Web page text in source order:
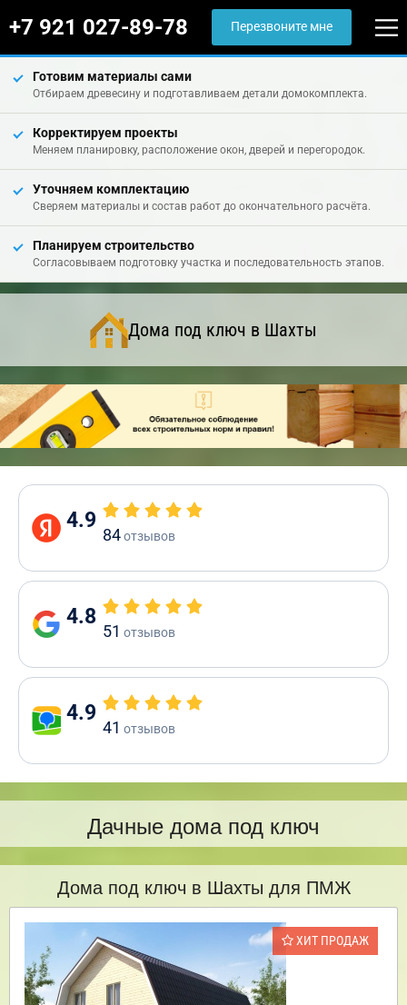
+7 921 027-89-78 Перезвоните мне
Готовим материалы сами
Отбираем древесину и подготавливаем детали домокомплекта.
Корректируем проекты
Меняем планировку, расположение окон, дверей и перегородок.
Уточняем комплектацию
Сверяем материалы и состав работ до окончательного расчёта.
Планируем строительство
Согласовываем подготовку участка и последовательность этапов.
Дома под ключ в Шахты
4.9
84отзывов
4.8
51 отзывов
4.9
41 отзывов
Дачные дома под ключ
Дома под ключ в Шахты для ПМЖ
ХИТ ПРОДАЖ